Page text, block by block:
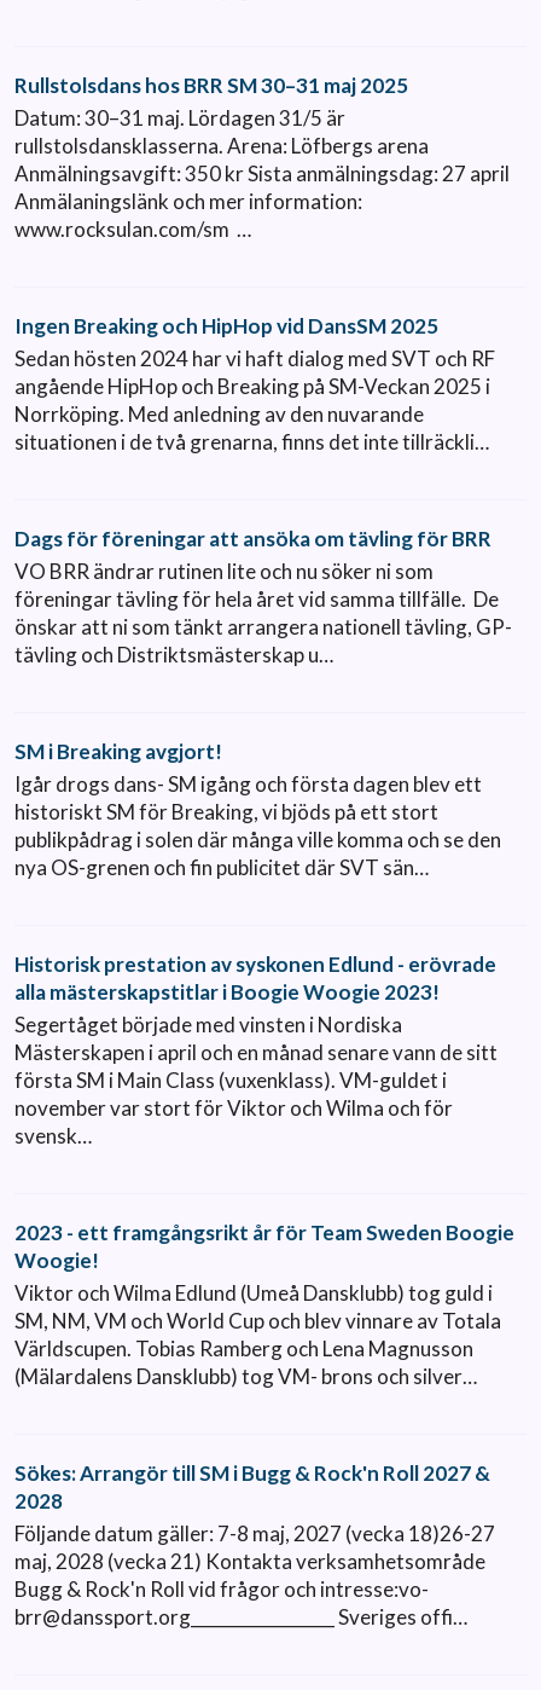
Rullstolsdans hos BRR SM 30–31 maj 2025
Datum: 30–31 maj. Lördagen 31/5 är
rullstolsdansklasserna. Arena: Löfbergs arena
Anmälningsavgift: 350 kr Sista anmälningsdag: 27 april
Anmälaningslänk och mer information:
www.rocksulan.com/sm …
Ingen Breaking och HipHop vid DansSM 2025
Sedan hösten 2024 har vi haft dialog med SVT och RF
angående HipHop och Breaking på SM-Veckan 2025 i
Norrköping. Med anledning av den nuvarande
situationen i de två grenarna, finns det inte tillräckli…
Dags för föreningar att ansöka om tävling för BRR
VO BRR ändrar rutinen lite och nu söker ni som
föreningar tävling för hela året vid samma tillfälle. De
önskar att ni som tänkt arrangera nationell tävling, GP-
tävling och Distriktsmästerskap u…
SM i Breaking avgjort!
Igår drogs dans- SM igång och första dagen blev ett
historiskt SM för Breaking, vi bjöds på ett stort
publikpådrag i solen där många ville komma och se den
nya OS-grenen och fin publicitet där SVT sän…
Historisk prestation av syskonen Edlund - erövrade
alla mästerskapstitlar i Boogie Woogie 2023!
Segertåget började med vinsten i Nordiska
Mästerskapen i april och en månad senare vann de sitt
första SM i Main Class (vuxenklass). VM-guldet i
november var stort för Viktor och Wilma och för
svensk…
2023 - ett framgångsrikt år för Team Sweden Boogie
Woogie!
Viktor och Wilma Edlund (Umeå Dansklubb) tog guld i
SM, NM, VM och World Cup och blev vinnare av Totala
Världscupen. Tobias Ramberg och Lena Magnusson
(Mälardalens Dansklubb) tog VM- brons och silver…
Sökes: Arrangör till SM i Bugg & Rock'n Roll 2027 &
2028
Följande datum gäller: 7-8 maj, 2027 (vecka 18)26-27
maj, 2028 (vecka 21) Kontakta verksamhetsområde
Bugg & Rock'n Roll vid frågor och intresse:vo-
brr@danssport.org_________________ Sveriges offi…